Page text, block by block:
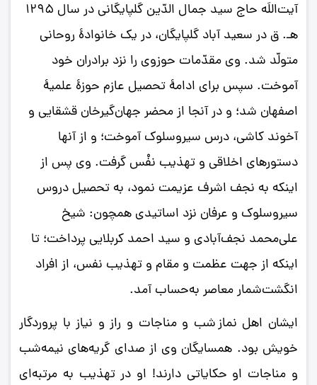
آیت‌اللَه حاج سید جمال الدّین گلپایگانی در سال 1295
ه‍ـ. ق در سعید آباد گلپایگان، در یک خانوادۀ روحانی
متولّد شد. وی مقدّمات حوزوی را نزد برادران خود
آموخت. سپس برای ادامۀ تحصیل عازم حوزۀ علمیۀ
اصفهان شد؛ و در آنجا از محضر جهان‌گیرخان قشقایی و
آخوند کاشی، درس سیروسلوک آموخت؛ و از آنها
دستورهای اخلاقی و تهذیب نفْس گرفت. وی پس از
اینکه به نجف اشرف عزیمت نمود، به تحصیل دروس
سیروسلوک و عرفان نزد اساتیدی همچون: شیخ
علی‌محمد نجف‌آبادی و سید احمد کربلایی پرداخت؛ تا
اینکه از جهت عظمت و مقام و تهذیب نفس، از افراد
انگشت‌شمار معاصر به‌حساب آمد.
ایشان اهل نماز شب و مناجات و راز و نیاز با پروردگار
خویش بود. همسایگان وی از صدای گریه‌های نیمه‌شب
و مناجات او حکایاتی دارند! او در تهذیب به مرتبه‌ای